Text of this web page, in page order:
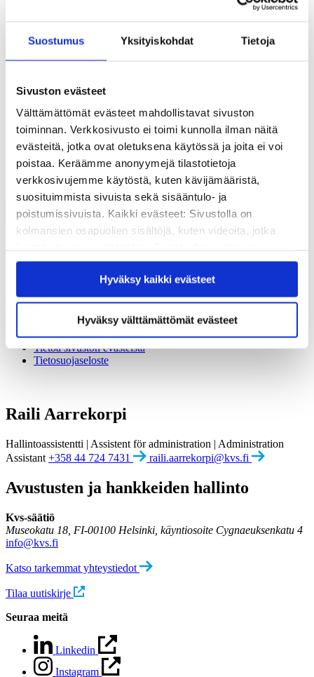
Suostumus Yksityiskohdat Tietoja
Sivuston evästeet
Välttämättömät evästeet mahdollistavat sivuston
toiminnan. Verkkosivusto ei toimi kunnolla ilman näitä
evästeitä, jotka ovat oletuksena käytössä ja joita ei voi
poistaa. Keräämme anonyymejä tilastotietoja
verkkosivujemme käytöstä, kuten kävijämääristä,
suosituimmista sivuista sekä sisääntulo- ja
poistumissivuista. Kaikki evästeet: Sivustolla on
kolmansien osapuolien sisältöjä, kuten videoita, jotka
saattaa estää näiden sisältöjen näkymisen.
Hyväksymällä kaikki evästeet varmistat, että kaikki
sisältö on käytettävissäsi.
Hyväksy kaikki evästeet
Hyväksy välttämättömät evästeet
Säännöt
Töihin meille?
Yhteystiedot
Medialle
Tee lahjoitus
Kvs-säätiön verkkokauppa
Yhteystiedot
Olet tässä:
Raili Aarrekorpi
Yhteystiedot
Laskutustiedot
Tietoa sivuston evästeistä
Tietosuojaseloste
Raili Aarrekorpi
Hallintoassistentti | Assistent för administration | Administration
Assistant +358 44 724 7431 raili.aarrekorpi@kvs.fi
Avustusten ja hankkeiden hallinto
Kvs-säätiö
Museokatu 18, FI-00100 Helsinki, käyntiosoite Cygnaeuksenkatu 4
info@kvs.fi
Katso tarkemmat yhteystiedot
Tilaa uutiskirje
Seuraa meitä
Linkedin
Instagram